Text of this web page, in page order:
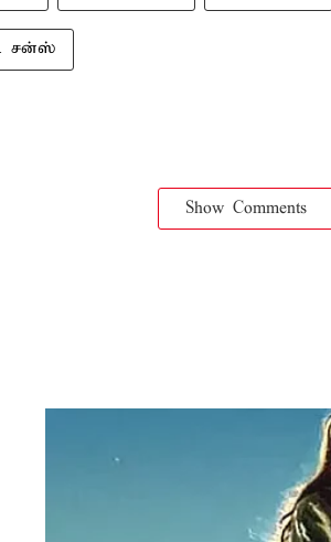
சன்ஸ்
Show Comments